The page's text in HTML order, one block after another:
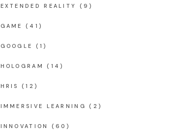
EXTENDED REALITY (9)
GAME (41)
GOOGLE (1)
HOLOGRAM (14)
HRIS (12)
IMMERSIVE LEARNING (2)
INNOVATION (60)